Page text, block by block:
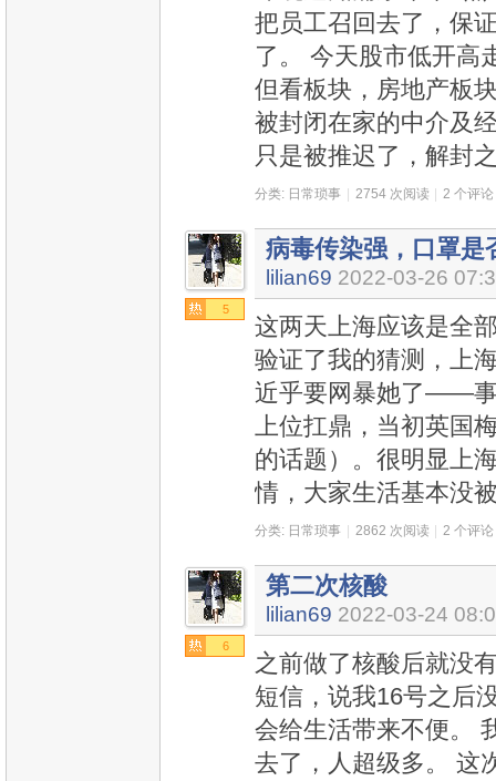
把员工召回去了，保
了。 今天股市低开高
但看板块，房地产板
被封闭在家的中介及
只是被推迟了，解封
分类: 日常琐事 2754 次阅读 2 个评论
5
病毒传染强，口罩是
lilian69 2022-03-26
这两天上海应该是全
验证了我的猜测，上
近乎要网暴她了——事
上位扛鼎，当初英国
的话题）。很明显上
情，大家生活基本没
分类: 日常琐事 2862 次阅读 2 个评论
6
第二次核酸
lilian69 2022-03-24
之前做了核酸后就没
短信，说我16号之后
会给生活带来不便。
去了，人超级多。